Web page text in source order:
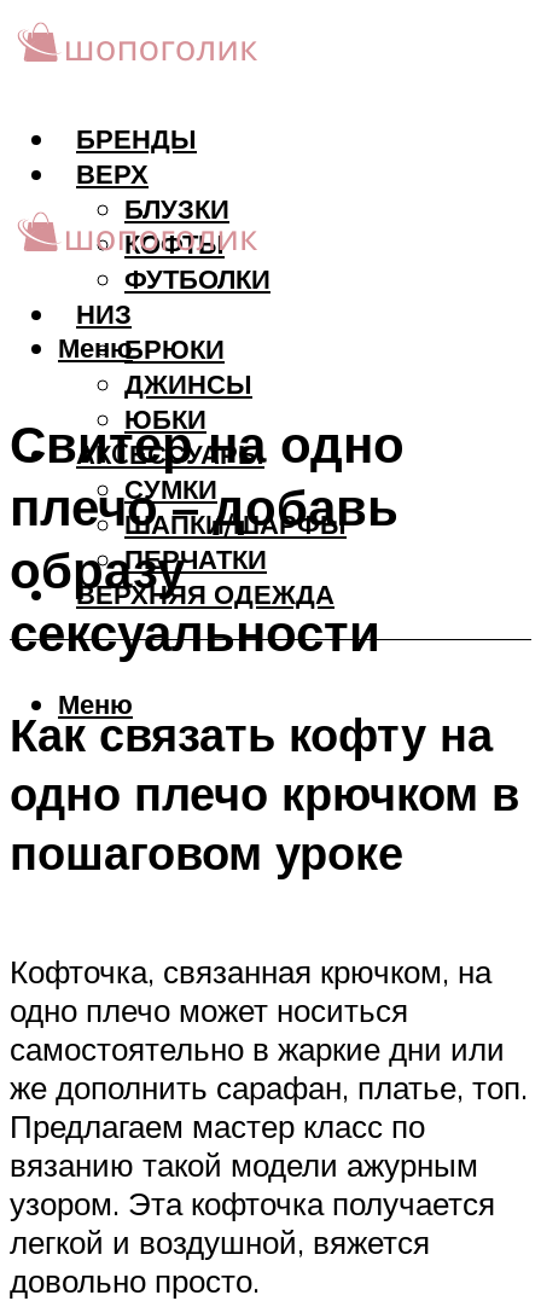
БРЕНДЫ
ВЕРХ
БЛУЗКИ
КОФТЫ
ФУТБОЛКИ
НИЗ
БРЮКИ
ДЖИНСЫ
ЮБКИ
АКCЕССУАРЫ
СУМКИ
ШАПКИ/ШАРФЫ
ПЕРЧАТКИ
ВЕРХНЯЯ ОДЕЖДА
Меню
Меню
Свитер на одно
плечо – добавь
образу
сексуальности
Как связать кофту на
одно плечо крючком в
пошаговом уроке
Кофточка, связанная крючком, на
одно плечо может носиться
самостоятельно в жаркие дни или
же дополнить сарафан, платье, топ.
Предлагаем мастер класс по
вязанию такой модели ажурным
узором. Эта кофточка получается
легкой и воздушной, вяжется
довольно просто.